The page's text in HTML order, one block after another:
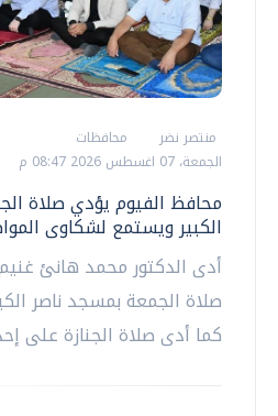
منتصر نضر
محافظات
الجمعة، 07 اغسطس 2026 08:47 م
محافظ الفيوم يؤدي صلاة
الكبير ويستمع لشكاوى
أدى الدكتور محمد هانئ
صلاة الجمعة بمسجد ناصر
كما أدى صلاة الجنازة على